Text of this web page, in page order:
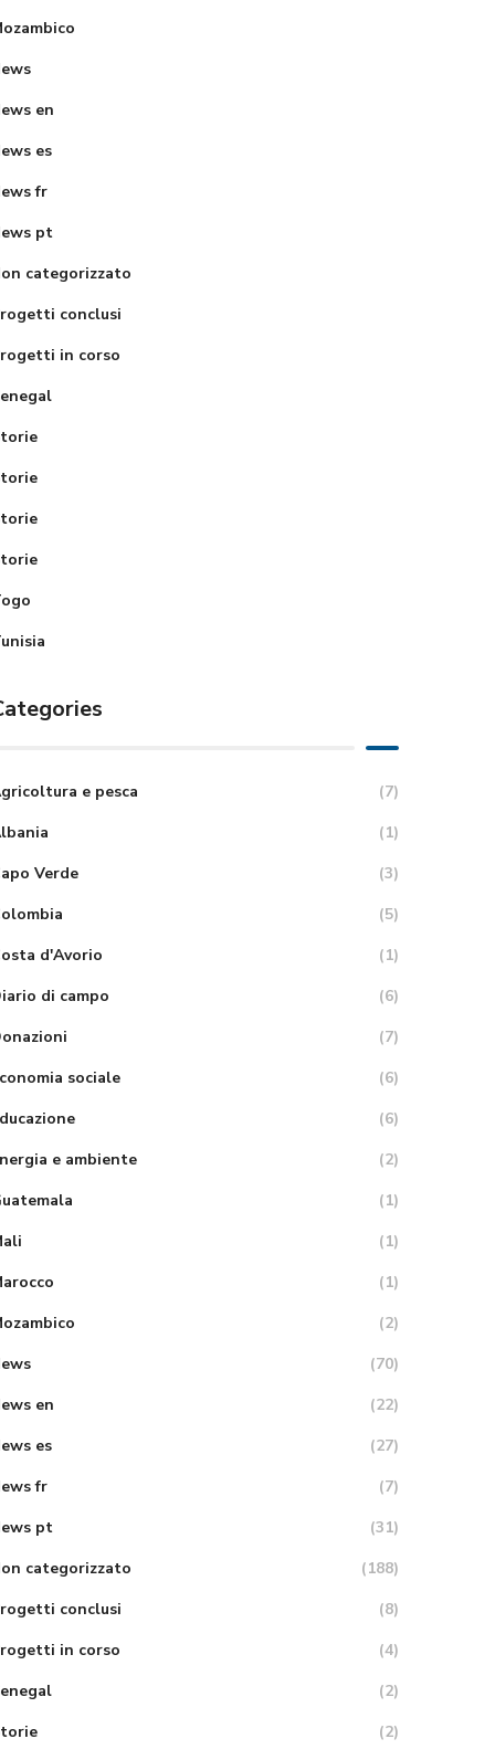
Ristrutturaz
primaria di
Ebukhuliti
en
es
fr
pt
categorizzato
conclusi
in corso
e pesca
(7)
(1)
Verde
(3)
(5)
d'Avorio
(1)
di campo
(6)
(7)
sociale
(6)
(6)
e ambiente
(2)
(1)
(1)
(1)
(2)
(70)
en
(22)
es
(27)
fr
(7)
pt
(31)
categorizzato
(188)
conclusi
(8)
in corso
(4)
(2)
(2)